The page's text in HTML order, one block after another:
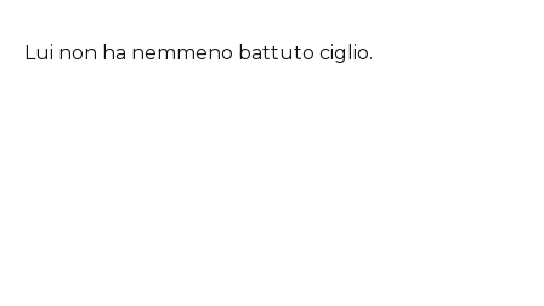
Lui non ha nemmeno battuto ciglio.